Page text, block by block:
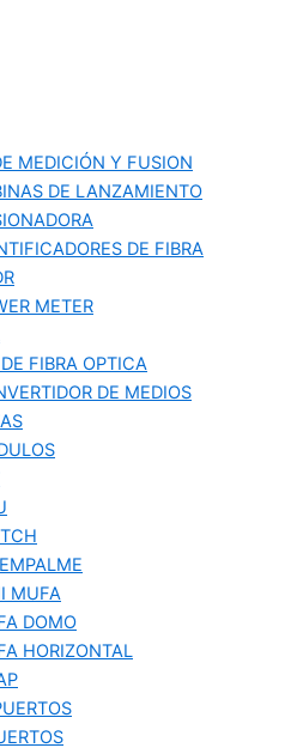
MEDICIÓN Y FUSION
DE LANZAMIENTO
DE FIBRA
METER
FIBRA OPTICA
DE MEDIOS
MUFA
DOMO
HORIZONTAL